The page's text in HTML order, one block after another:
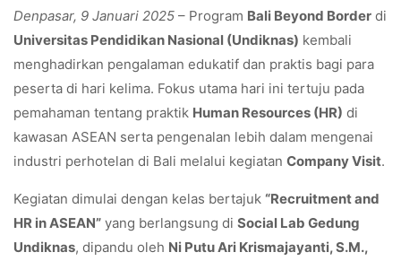
Denpasar, 9 Januari 2025 – Program Bali Beyond Border di
Universitas Pendidikan Nasional (Undiknas) kembali
menghadirkan pengalaman edukatif dan praktis bagi para
peserta di hari kelima. Fokus utama hari ini tertuju pada
pemahaman tentang praktik Human Resources (HR) di
kawasan ASEAN serta pengenalan lebih dalam mengenai
industri perhotelan di Bali melalui kegiatan Company Visit.
Kegiatan dimulai dengan kelas bertajuk “Recruitment and
HR in ASEAN” yang berlangsung di Social Lab Gedung
Undiknas, dipandu oleh Ni Putu Ari Krismajayanti, S.M.,